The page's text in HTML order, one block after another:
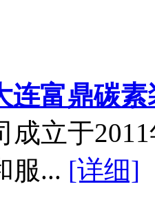
连富鼎碳
成立于
服... [详细]